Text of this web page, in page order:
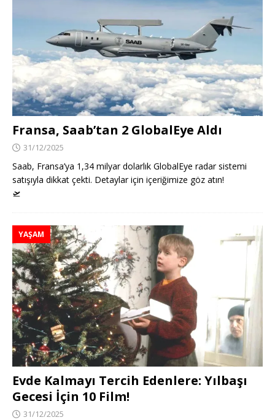
Fransa, Saab’tan 2 GlobalEye Aldı
31/12/2025
Saab, Fransa’ya 1,34 milyar dolarlık GlobalEye radar sistemi
satışıyla dikkat çekti. Detaylar için içeriğimize göz atın!
🛫
YAŞAM
Evde Kalmayı Tercih Edenlere: Yılbaşı
Gecesi İçin 10 Film!
31/12/2025